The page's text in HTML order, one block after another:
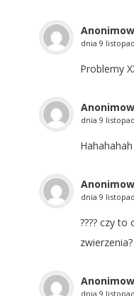
dnia 9
Problemy
dnia 9
Hahahahah
dnia 9
???? czy
zwierzenia?
dnia 9